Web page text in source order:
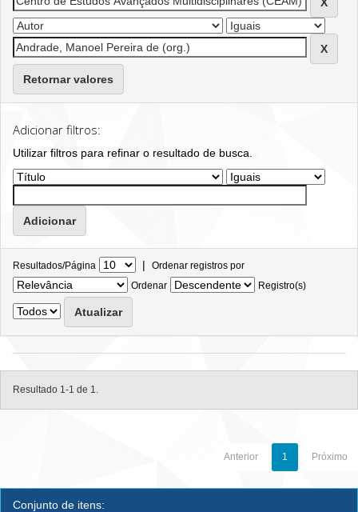
Retornar valores
Adicionar filtros:
Utilizar filtros para refinar o resultado de busca.
Resultados/Página | Ordenar registros por
Ordenar
Registro(s)
Resultado 1-1 de 1.
Anterior 1 Próximo
Conjunto de itens: